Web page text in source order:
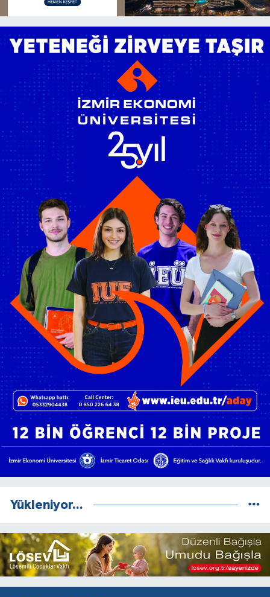
Yükleniyor...